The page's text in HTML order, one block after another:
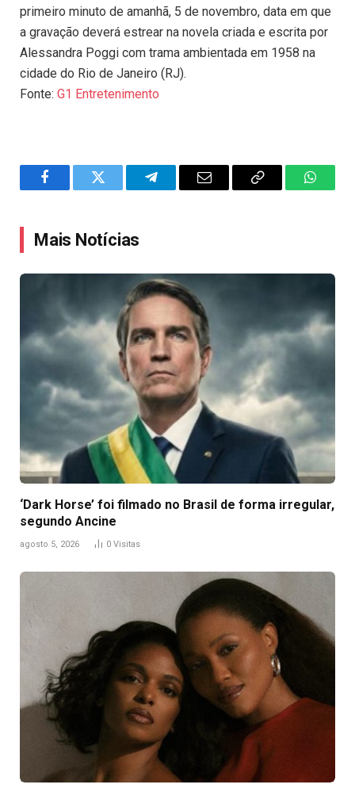
primeiro minuto de amanhã, 5 de novembro, data em que
a gravação deverá estrear na novela criada e escrita por
Alessandra Poggi com trama ambientada em 1958 na
cidade do Rio de Janeiro (RJ).
Fonte: G1 Entretenimento
FacebookTwitter TelegramEmail
Copy
Mais Notícias
‘Dark Horse’ foi filmado no Brasil de forma irregular,
segundo Ancine
agosto 5, 2026 0 Visitas